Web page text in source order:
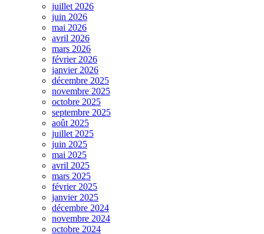
juillet 2026
juin 2026
mai 2026
avril 2026
mars 2026
février 2026
janvier 2026
décembre 2025
novembre 2025
octobre 2025
septembre 2025
août 2025
juillet 2025
juin 2025
mai 2025
avril 2025
mars 2025
février 2025
janvier 2025
décembre 2024
novembre 2024
octobre 2024